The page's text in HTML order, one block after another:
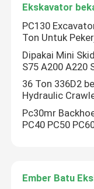
Ekskavator
PC130
Ton Untuk
Dipakai Mini
S75 A200 A220
36 Ton 336D2
Hydraulic
Pc30mr
PC40 PC50
Ember Batu